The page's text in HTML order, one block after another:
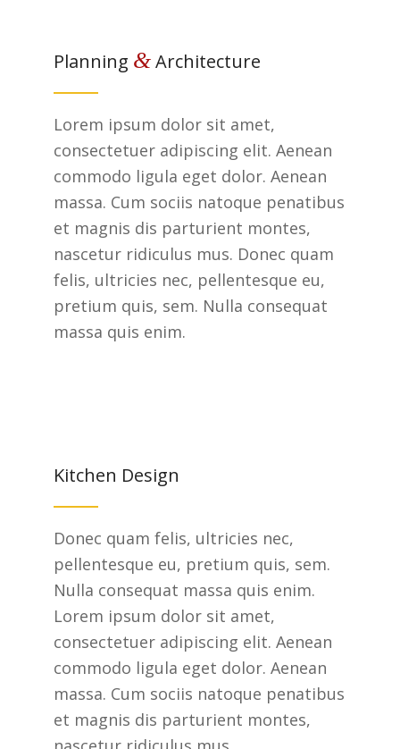
Planning &Architecture
Lorem ipsum dolor sit amet,
consectetuer adipiscing elit. Aenean
commodo ligula eget dolor. Aenean
massa. Cum sociis natoque penatibus
et magnis dis parturient montes,
nascetur ridiculus mus. Donec quam
felis, ultricies nec, pellentesque eu,
pretium quis, sem. Nulla consequat
massa quis enim.
Kitchen Design
Donec quam felis, ultricies nec,
pellentesque eu, pretium quis, sem.
Nulla consequat massa quis enim.
Lorem ipsum dolor sit amet,
consectetuer adipiscing elit. Aenean
commodo ligula eget dolor. Aenean
massa. Cum sociis natoque penatibus
et magnis dis parturient montes,